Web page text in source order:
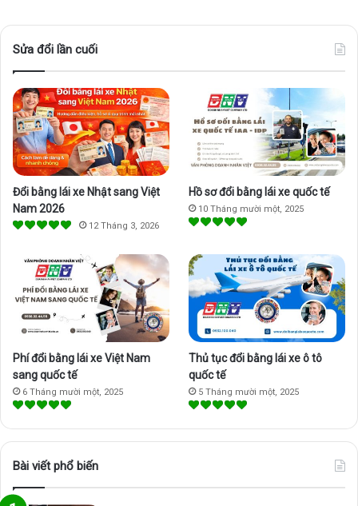
e
b
o
o
T
u
b
t
a
a
Sửa đổi lần cuối
Đổi bằng lái xe Nhật sang Việt
Nam 2026
12 Tháng 3, 2026
Hồ sơ đổi bằng lái xe quốc tế
10 Tháng mười một, 2025
Phí đổi bằng lái xe Việt Nam
sang quốc tế
6 Tháng mười một, 2025
Thủ tục đổi bằng lái xe ô tô
quốc tế
5 Tháng mười một, 2025
Bài viết phổ biến